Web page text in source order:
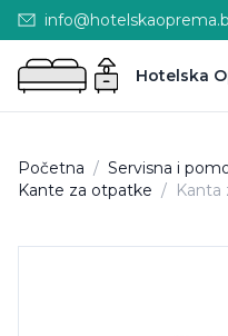
Hotelska
Početna / Servisna i
Kante za otpatke /